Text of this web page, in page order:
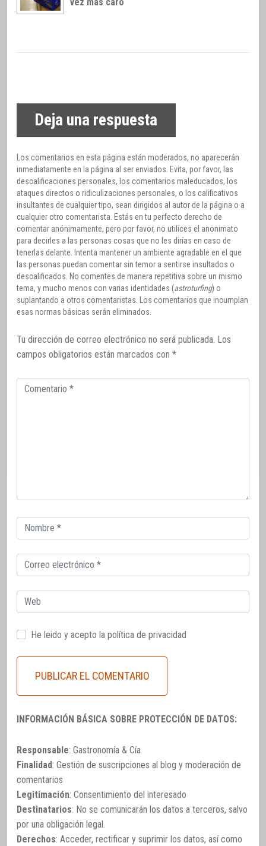
Deja una respuesta
Los comentarios en esta página están moderados, no aparecerán
inmediatamente en la página al ser enviados. Evita, por favor, las
descalificaciones personales, los comentarios maleducados, los
ataques directos o ridiculizaciones personales, o los calificativos
insultantes de cualquier tipo, sean dirigidos al autor de la página o a
cualquier otro comentarista. Estás en tu perfecto derecho de
comentar anónimamente, pero por favor, no utilices el anonimato
para decirles a las personas cosas que no les dirías en caso de
tenerlas delante. Intenta mantener un ambiente agradable en el que
las personas puedan comentar sin temor a sentirse insultados o
descalificados. No comentes de manera repetitiva sobre un mismo
tema, y mucho menos con varias identidades (astroturfing) o
suplantando a otros comentaristas. Los comentarios que incumplan
esas normas básicas serán eliminados.
Tu dirección de correo electrónico no será publicada. Los
campos obligatorios están marcados con *
Comentario
Correo
electrónico
Correo
electrónico
Web
He leido y acepto la política de privacidad
INFORMACIÓN BÁSICA SOBRE PROTECCIÓN DE DATOS:
Responsable: Gastronomía & Cía
Finalidad: Gestión de suscripciones al blog y moderación de
comentarios
Legitimación: Consentimiento del interesado
Destinatarios: No se comunicarán los datos a terceros, salvo
por una obligación legal.
Derechos: Acceder, rectificar y suprimir los datos, así como